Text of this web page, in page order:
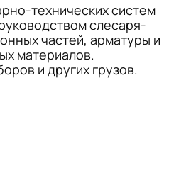
технических систем
слесаря-
частей, арматуры и
материалов.
и других грузов.